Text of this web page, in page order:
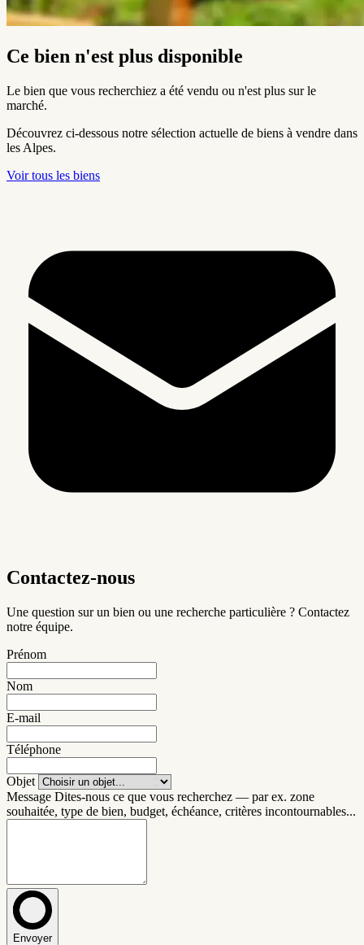
Ce bien n'est plus disponible
Le bien que vous recherchiez a été vendu ou n'est plus sur le
marché.
Découvrez ci-dessous notre sélection actuelle de biens à vendre dans
les Alpes.
Voir tous les biens
Contactez-nous
Une question sur un bien ou une recherche particulière ? Contactez
notre équipe.
Prénom
Nom
E-mail
Téléphone
Objet
Message Dites-nous ce que vous recherchez — par ex. zone
souhaitée, type de bien, budget, échéance, critères incontournables...
Envoyer